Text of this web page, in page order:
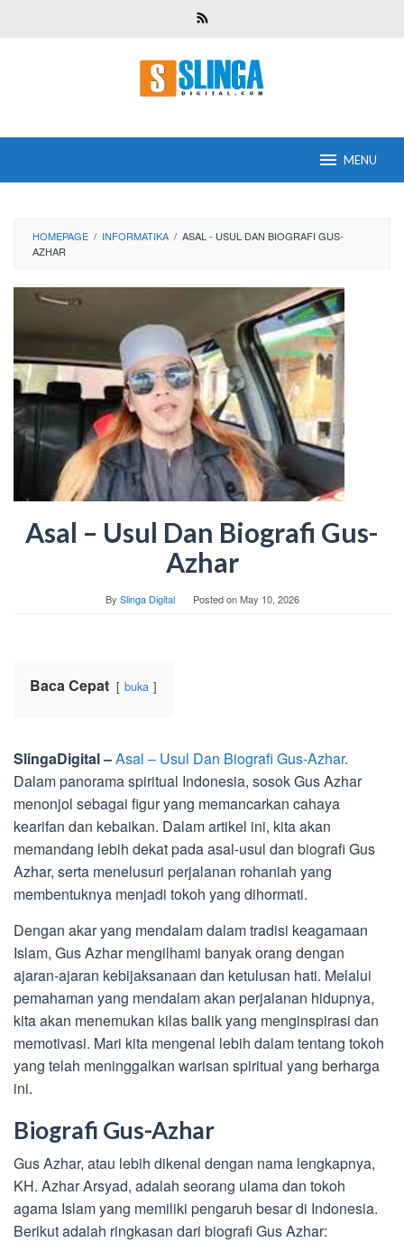
MENU
HOMEPAGE / INFORMATIKA / ASAL - USUL DAN BIOGRAFI GUS-
AZHAR
Asal – Usul Dan Biografi Gus-
Azhar
By Slinga Digital Posted onMay 10, 2026
Baca Cepat buka
SlingaDigital –Asal – Usul Dan Biografi Gus-Azhar.
Dalam panorama spiritual Indonesia, sosok Gus Azhar
menonjol sebagai figur yang memancarkan cahaya
kearifan dan kebaikan. Dalam artikel ini, kita akan
memandang lebih dekat pada asal-usul dan biografi Gus
Azhar, serta menelusuri perjalanan rohaniah yang
membentuknya menjadi tokoh yang dihormati.
Dengan akar yang mendalam dalam tradisi keagamaan
Islam, Gus Azhar mengilhami banyak orang dengan
ajaran-ajaran kebijaksanaan dan ketulusan hati. Melalui
pemahaman yang mendalam akan perjalanan hidupnya,
kita akan menemukan kilas balik yang menginspirasi dan
memotivasi. Mari kita mengenal lebih dalam tentang tokoh
yang telah meninggalkan warisan spiritual yang berharga
ini.
Biografi Gus-Azhar
Gus Azhar, atau lebih dikenal dengan nama lengkapnya,
KH. Azhar Arsyad, adalah seorang ulama dan tokoh
agama Islam yang memiliki pengaruh besar di Indonesia.
Berikut adalah ringkasan dari biografi Gus Azhar: